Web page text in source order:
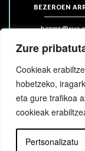
Zure
Cookieak
hobetzeko,
eta gure trafikoa
cookieak
Pertsonalizatu
BEZEROEN